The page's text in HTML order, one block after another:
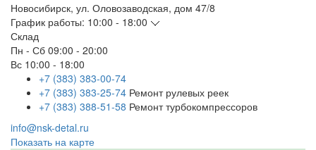
Новосибирск, ул. Оловозаводская, дом 47/8
График работы: 10:00 - 18:00
Склад
Пн - Сб 09:00 - 20:00
Вс 10:00 - 18:00
+7 (383) 383-00-74
+7 (383) 383-25-74 Ремонт рулевых реек
+7 (383) 388-51-58 Ремонт турбокомпрессоров
info@nsk-detal.ru
Показать на карте